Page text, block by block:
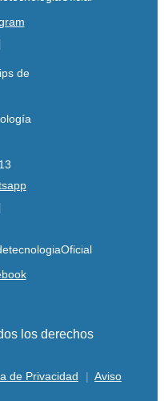
los derechos
de Privacidad
Aviso